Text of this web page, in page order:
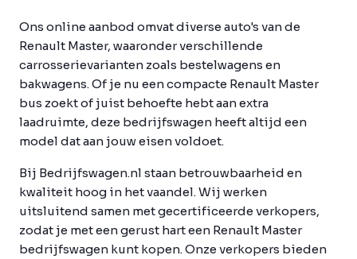
Ons online aanbod omvat diverse auto's van de
Renault Master, waaronder verschillende
carrosserievarianten zoals bestelwagens en
bakwagens. Of je nu een compacte Renault Master
bus zoekt of juist behoefte hebt aan extra
laadruimte, deze bedrijfswagen heeft altijd een
model dat aan jouw eisen voldoet.
Bij Bedrijfswagen.nl staan betrouwbaarheid en
kwaliteit hoog in het vaandel. Wij werken
uitsluitend samen met gecertificeerde verkopers,
zodat je met een gerust hart een Renault Master
bedrijfswagen kunt kopen. Onze verkopers bieden